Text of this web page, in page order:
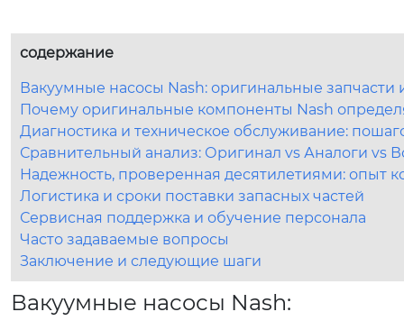
содержание
Вакуумные насосы Nash: оригинальные
Почему оригинальные компоненты Nash
Диагностика и техническое обслуживание:
Сравнительный анализ: Оригинал vs Аналоги vs
Надежность, проверенная десятилетиями: опыт
Логистика и сроки поставки запасных частей
Сервисная поддержка и обучение персонала
Часто задаваемые вопросы
Заключение и следующие шаги
Вакуумные насосы Nash: